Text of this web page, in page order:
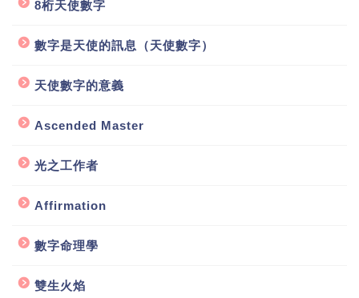
8桁天使數字
數字是天使的訊息（天使數字）
天使數字的意義
Ascended Master
光之工作者
Affirmation
數字命理學
雙生火焰